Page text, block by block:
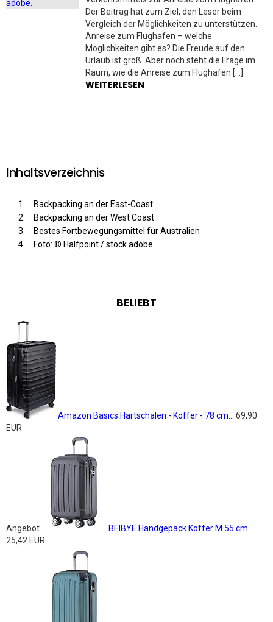
Der Beitrag hat zum Ziel, den Leser beim
Vergleich der Möglichkeiten zu unterstützen.
Anreise zum Flughafen – welche
Möglichkeiten gibt es? Die Freude auf den
Urlaub ist groß. Aber noch steht die Frage im
Raum, wie die Anreise zum Flughafen […]
WEITERLESEN
Inhaltsverzeichnis
Backpacking an der East-Coast
Backpacking an der West Coast
Bestes Fortbewegungsmittel für Australien
Foto: © Halfpoint / stock adobe
BELIEBT
Amazon Basics Hartschalen - Koffer - 78 cm...
69,90
EUR
Angebot
BEIBYE Handgepäck Koffer M 55 cm...
25,42 EUR